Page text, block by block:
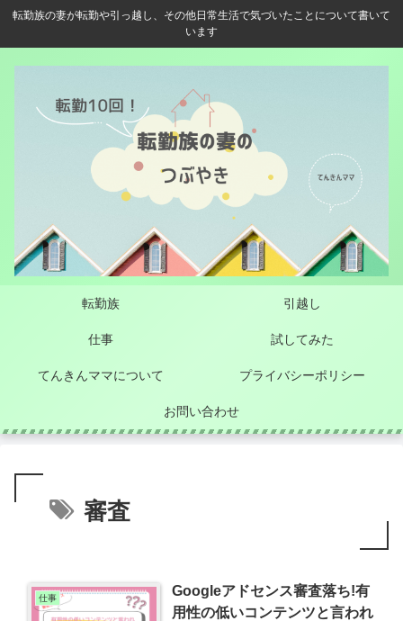
転勤族の妻が転勤や引っ越し、その他日常生活で気づいたことについて書いて
います
転勤族 引越し
仕事 試してみた
てんきんママについて プライバシーポリシー
お問い合わせ
審査
仕事
Googleアドセンス審査落ち!有
用性の低いコンテンツと言われ